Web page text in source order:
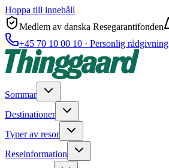
Hoppa till innehåll
Medlem av danska Resegarantifonden
+45 70 10 00 10 · Personlig rådgivning
Sommar
Destinationer
Typer av resor
Reseinformation